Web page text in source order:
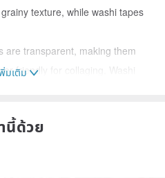
texture, while washi tapes
are transparent, making them
friendly for collaging. Washi
while washi tapes are
มเติม
นี้ด้วย